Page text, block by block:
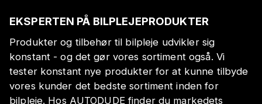
EKSPERTEN PÅ BILPLEJEPRODUKTER
Produkter og tilbehør til bilpleje udvikler sig
konstant - og det gør vores sortiment også. Vi
tester konstant nye produkter for at kunne tilbyde
vores kunder det bedste sortiment inden for
bilpleje. Hos AUTODUDE finder du markedets